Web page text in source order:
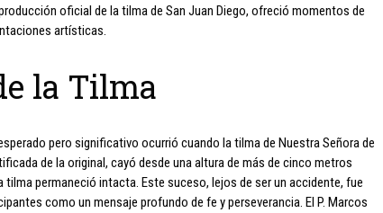
oficial de la tilma de San Juan Diego, ofreció momentos de
artísticas.
la Tilma
pero significativo ocurrió cuando la tilma de Nuestra Señora de
de la original, cayó desde una altura de más de cinco metros
permaneció intacta. Este suceso, lejos de ser un accidente, fue
como un mensaje profundo de fe y perseverancia. El P. Marcos